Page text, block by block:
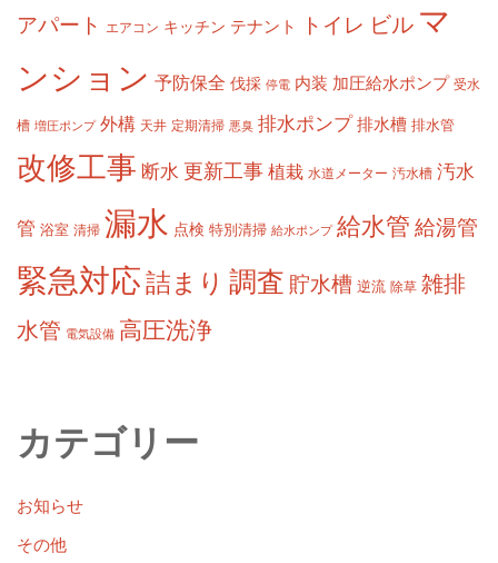
アパート エアコン キッチン テナント トイレ ビル マ
ンション 予防保全 伐採 停電 内装 加圧給水ポンプ 受水
槽 増圧ポンプ 外構 天井 定期清掃 悪臭 排水ポンプ 排水槽 排水管
改修工事 断水 更新工事 植栽 水道メーター 汚水槽 汚水
管 浴室 清掃 漏水 点検 特別清掃 給水ポンプ 給水管 給湯管
緊急対応詰まり 調査 貯水槽 逆流 除草 雑排
水管 電気設備 高圧洗浄
カテゴリー
お知らせ
その他